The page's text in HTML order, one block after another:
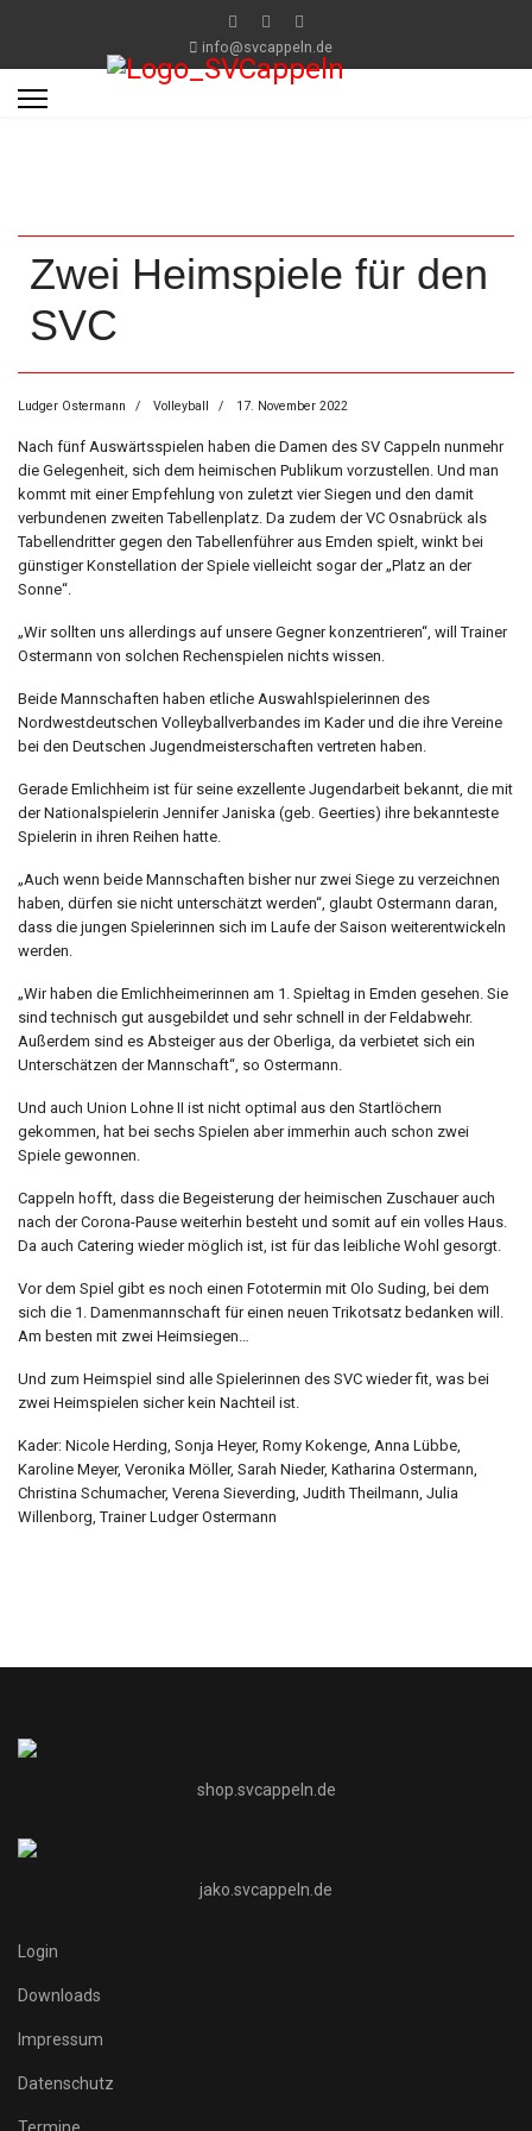
info@svcappeln.de
Zwei Heimspiele für den
SVC
Ludger Ostermann Volleyball 17. November 2022
Nach fünf Auswärtsspielen haben die Damen des SV Cappeln nunmehr
die Gelegenheit, sich dem heimischen Publikum vorzustellen. Und man
kommt mit einer Empfehlung von zuletzt vier Siegen und den damit
verbundenen zweiten Tabellenplatz. Da zudem der VC Osnabrück als
Tabellendritter gegen den Tabellenführer aus Emden spielt, winkt bei
günstiger Konstellation der Spiele vielleicht sogar der „Platz an der
Sonne“.
„Wir sollten uns allerdings auf unsere Gegner konzentrieren“, will Trainer
Ostermann von solchen Rechenspielen nichts wissen.
Beide Mannschaften haben etliche Auswahlspielerinnen des
Nordwestdeutschen Volleyballverbandes im Kader und die ihre Vereine
bei den Deutschen Jugendmeisterschaften vertreten haben.
Gerade Emlichheim ist für seine exzellente Jugendarbeit bekannt, die mit
der Nationalspielerin Jennifer Janiska (geb. Geerties) ihre bekannteste
Spielerin in ihren Reihen hatte.
„Auch wenn beide Mannschaften bisher nur zwei Siege zu verzeichnen
haben, dürfen sie nicht unterschätzt werden“, glaubt Ostermann daran,
dass die jungen Spielerinnen sich im Laufe der Saison weiterentwickeln
werden.
„Wir haben die Emlichheimerinnen am 1. Spieltag in Emden gesehen. Sie
sind technisch gut ausgebildet und sehr schnell in der Feldabwehr.
Außerdem sind es Absteiger aus der Oberliga, da verbietet sich ein
Unterschätzen der Mannschaft“, so Ostermann.
Und auch Union Lohne II ist nicht optimal aus den Startlöchern
gekommen, hat bei sechs Spielen aber immerhin auch schon zwei
Spiele gewonnen.
Cappeln hofft, dass die Begeisterung der heimischen Zuschauer auch
nach der Corona-Pause weiterhin besteht und somit auf ein volles Haus.
Da auch Catering wieder möglich ist, ist für das leibliche Wohl gesorgt.
Vor dem Spiel gibt es noch einen Fototermin mit Olo Suding, bei dem
sich die 1. Damenmannschaft für einen neuen Trikotsatz bedanken will.
Am besten mit zwei Heimsiegen…
Und zum Heimspiel sind alle Spielerinnen des SVC wieder fit, was bei
zwei Heimspielen sicher kein Nachteil ist.
Kader: Nicole Herding, Sonja Heyer, Romy Kokenge, Anna Lübbe,
Karoline Meyer, Veronika Möller, Sarah Nieder, Katharina Ostermann,
Christina Schumacher, Verena Sieverding, Judith Theilmann, Julia
Willenborg, Trainer Ludger Ostermann
shop.svcappeln.de
jako.svcappeln.de
Login
Downloads
Impressum
Datenschutz